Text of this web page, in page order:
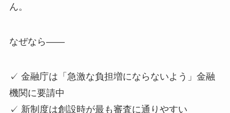
ん。
なぜなら——
✓ 金融庁は「急激な負担増にならないよう」金融
機関に要請中
✓ 新制度は創設時が最も審査に通りやすい